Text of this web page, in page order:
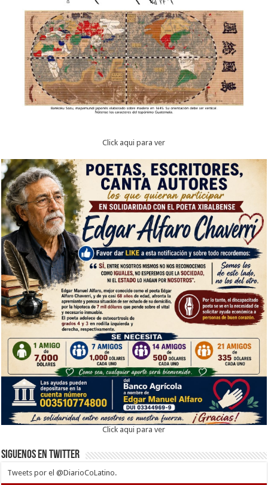
Click aqui para ver
Click aqui para ver
Siguenos en twitter
Tweets por el @DiarioCoLatino.